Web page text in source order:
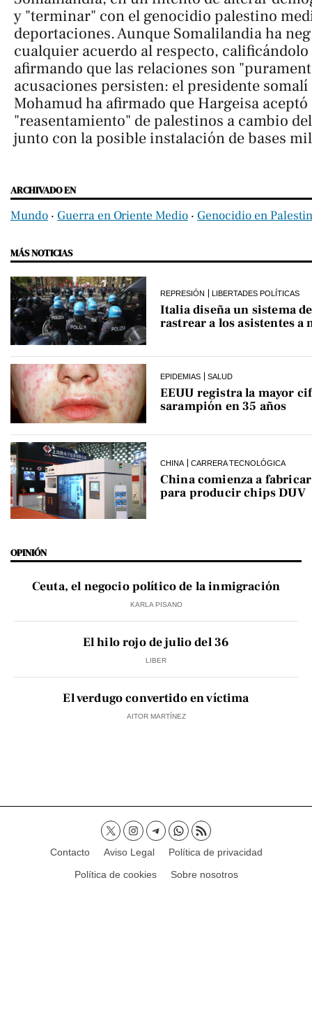
y "terminar" con el genocidio palestino
deportaciones. Aunque Somalilandia ha
cualquier acuerdo al respecto,
afirmando que las relaciones son
acusaciones persisten: el presidente
Mohamud ha afirmado que Hargeisa
"reasentamiento" de palestinos a cambio
junto con la posible instalación de bases
ARCHIVADO EN
Mundo ‧ Guerra en Oriente Medio ‧ Genocidio en
MÁS NOTICIAS
REPRESIÓN LIBERTADES POLÍTICAS
Italia diseña un sistema
rastrear a los asistentes a
EPIDEMIAS SALUD
EEUU registra la mayor
sarampión en 35 años
CHINA CARRERA TECNOLÓGICA
China comienza a
para producir chips DUV
OPINIÓN
Ceuta, el negocio político de la inmigración
KARLA PISANO
El hilo rojo de julio del 36
LIBER
El verdugo convertido en víctima
AITOR MARTÍNEZ
Contacto Aviso Legal
Política de privacidad
Política de cookies
Sobre nosotros